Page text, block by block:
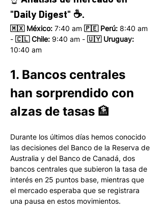
"Daily Digest" ☕.
🇲🇽 México: 7:40 am 🇵🇪 Perú: 8:40 am
- 🇨🇱 Chile: 9:40 am - 🇺🇾 Uruguay:
10:40 am
1. Bancos centrales
han sorprendido con
alzas de tasas 🏦
Durante los últimos días hemos conocido
las decisiones del Banco de la Reserva de
Australia y del Banco de Canadá, dos
bancos centrales que subieron la tasa de
interés en 25 puntos base, mientras que
el mercado esperaba que se registrara
una pausa en estos movimientos.